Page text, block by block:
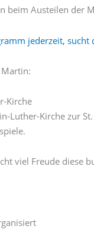
beim Austeilen der
jederzeit,
Kirche
Luther-Kirche zur
viel Freude diese